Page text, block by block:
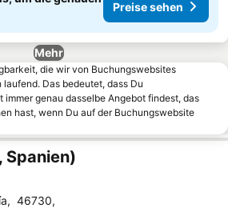
Preise sehen
Mehr
die wir von Buchungswebsites
Das bedeutet, dass Du
immer genau dasselbe Angebot findest, das
hast, wenn Du auf der Buchungswebsite
Spanien)
, 46730,